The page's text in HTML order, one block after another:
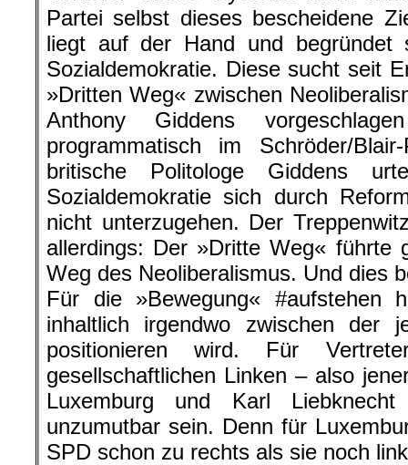
Partei selbst dieses bescheidene
liegt auf der Hand und begründet
Sozialdemokratie. Diese sucht seit
»Dritten Weg« zwischen
Anthony Giddens
programmatisch im Schröder/
britische Politologe Giddens
Sozialdemokratie sich durch
nicht unterzugehen. Der
allerdings: Der »Dritte Weg« führte
Weg des Neoliberalismus. Und dies
Für die »Bewegung« #aufstehen
inhaltlich irgendwo zwischen der
positionieren wird. Für
gesellschaftlichen Linken – also
Luxemburg und Karl
unzumutbar sein. Denn für
SPD schon zu rechts als sie noch